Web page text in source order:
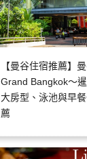
【曼谷住宿推薦】
Grand Bangkok～
大房型、泳池與早
薦